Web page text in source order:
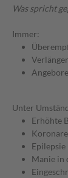
Was spricht
Immer:
Unter
Erhöhte
Epilepsie
Manie in